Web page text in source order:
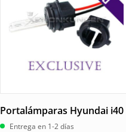
Portalámparas Hyundai i40
Entrega en 1-2 días